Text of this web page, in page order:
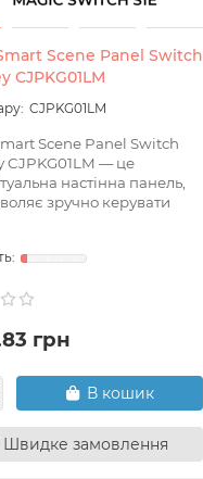
Scene Panel Switch
CJPKG01LM
CJPKG01LM
Scene Panel Switch
CJPKG01LM — це
настінна панель,
зручно керувати
грн
В кошик
Швидке замовлення